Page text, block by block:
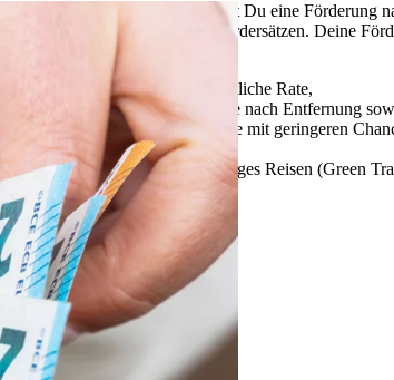
Für Dein Auslandssemester erhältst Du eine Förderung
national festgelegten Erasmus+ Fördersätzen. Deine
eine länderspezifische monatliche Rate,
eine Reisekostenpauschale je nach Entfernung
Zuschüsse für Teilnehmende mit geringeren
Top-up) und
einen Zuschuss für nachhaltiges Reisen (Green